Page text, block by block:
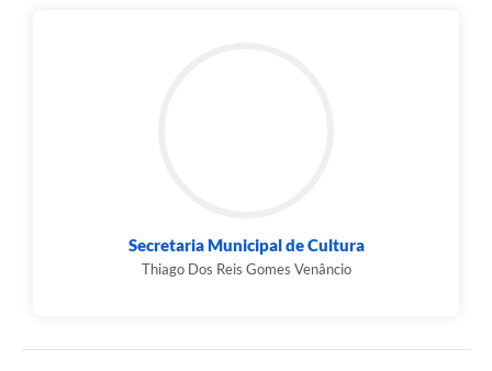
Secretaria Municipal de Cultura
Thiago Dos Reis Gomes Venâncio